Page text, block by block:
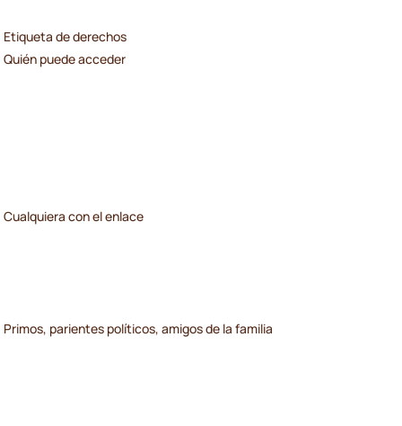
Etiqueta de derechos
Quién puede acceder
Cualquiera con el enlace
Primos, parientes políticos, amigos de la familia